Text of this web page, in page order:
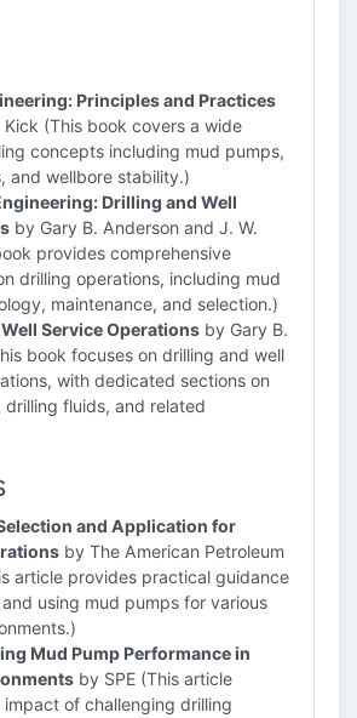
Principles and Practices
Kick (This book covers a wide
concepts including mud pumps,
and wellbore stability.)
Drilling and Well
by Gary B. Anderson and J. W.
provides comprehensive
drilling operations, including mud
maintenance, and selection.)
Service Operations by Gary B.
book focuses on drilling and well
with dedicated sections on
drilling fluids, and related
and Application for
by The American Petroleum
article provides practical guidance
using mud pumps for various
Mud Pump Performance in
by SPE (This article
of challenging drilling